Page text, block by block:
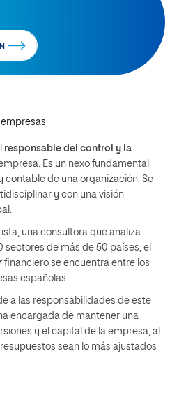
responsable del control y la
Es un nexo fundamental
contable de una organización. Se
y con una visión
una consultora que analiza
de más de 50 países, el
financiero se encuentra entre los
españolas.
a las responsabilidades de este
encargada de mantener una
y el capital de la empresa, al
sean lo más ajustados